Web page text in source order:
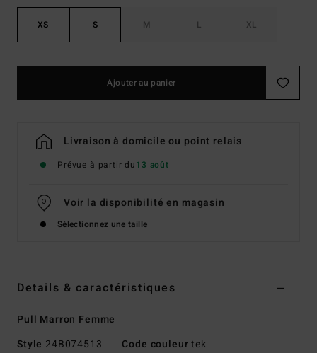
XS S M L XL
Ajouter au panier
Livraison à domicile ou point relais
Prévue à partir du13 août
Voir la disponibilité en magasin
Sélectionnez une taille
Details & caractéristiques
Pull Marron Femme
Style 24B074513 Code couleurtek